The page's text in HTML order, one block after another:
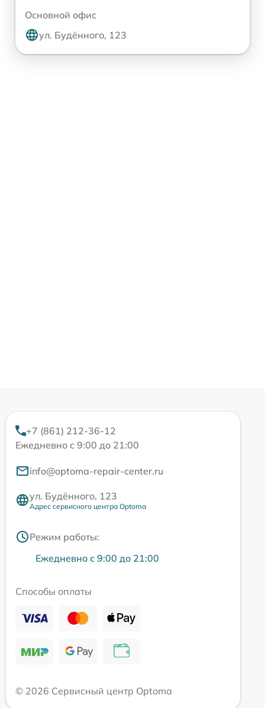
Основной офис
ул. Будённого, 123
+7 (861) 212-36-12
Ежедневно с 9:00 до 21:00
info@optoma-repair-center.ru
ул. Будённого, 123
Адрес сервисного центра Optoma
Режим работы:
Ежедневно с 9:00 до 21:00
Способы оплаты
© 2026 Сервисный центр Optoma